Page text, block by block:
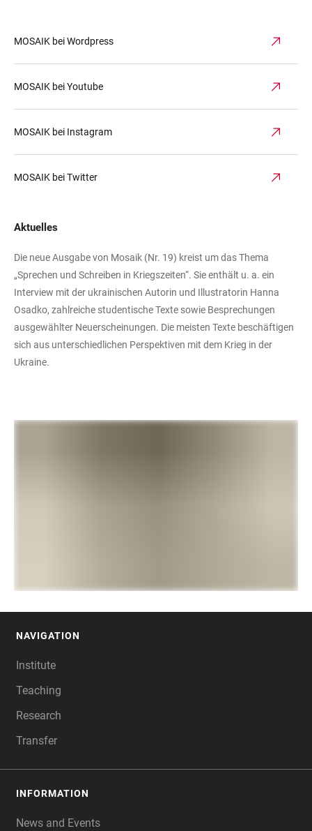
MOSAIK bei Wordpress
MOSAIK bei Youtube
MOSAIK bei Instagram
MOSAIK bei Twitter
Aktuelles
Die neue Ausgabe von Mosaik (Nr. 19) kreist um das Thema
„Sprechen und Schreiben in Kriegszeiten“. Sie enthält u. a. ein
Interview mit der ukrainischen Autorin und Illustratorin Hanna
Osadko, zahlreiche studentische Texte sowie Besprechungen
ausgewählter Neuerscheinungen. Die meisten Texte beschäftigen
sich aus unterschiedlichen Perspektiven mit dem Krieg in der
Ukraine.
NAVIGATION
Institute
Teaching
Research
Transfer
INFORMATION
News and Events